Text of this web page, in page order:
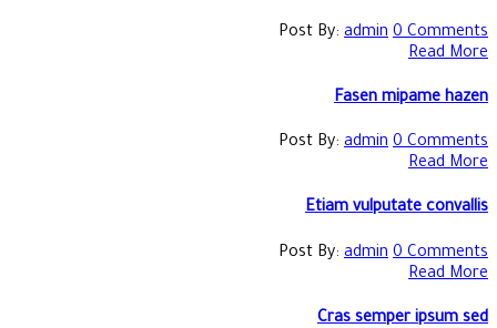
Post By: admin 0 Comments
Read More
Fasen mipame hazen
Post By: admin 0 Comments
Read More
Etiam vulputate convallis
Post By: admin 0 Comments
Read More
Cras semper ipsum sed